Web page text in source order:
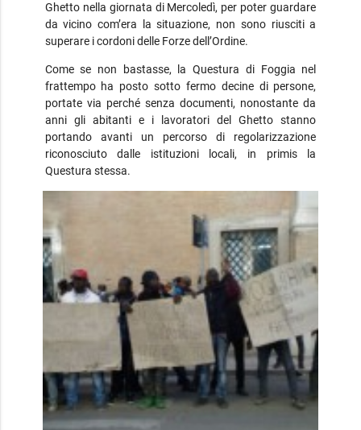
Ghetto nella giornata di Mercoledì, per poter guardare
da vicino com’era la situazione, non sono riusciti a
superare i cordoni delle Forze dell’Ordine.
Come se non bastasse, la Questura di Foggia nel
frattempo ha posto sotto fermo decine di persone,
portate via perché senza documenti, nonostante da
anni gli abitanti e i lavoratori del Ghetto stanno
portando avanti un percorso di regolarizzazione
riconosciuto dalle istituzioni locali, in primis la
Questura stessa.